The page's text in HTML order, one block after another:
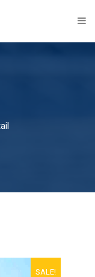
SALE!